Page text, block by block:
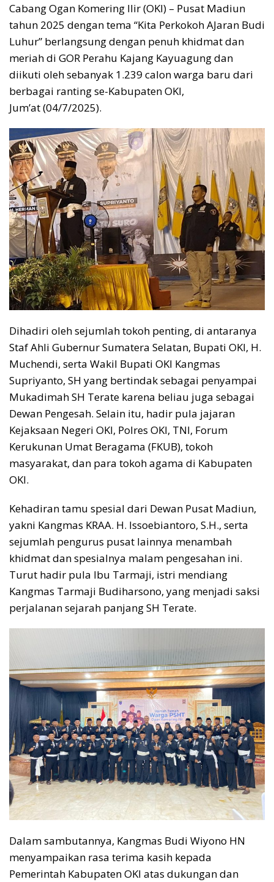
Cabang Ogan Komering Ilir (OKI) – Pusat Madiun
tahun 2025 dengan tema “Kita Perkokoh AJaran Budi
Luhur” berlangsung dengan penuh khidmat dan
meriah di GOR Perahu Kajang Kayuagung dan
diikuti oleh sebanyak 1.239 calon warga baru dari
berbagai ranting se-Kabupaten OKI,
Jum’at (04/7/2025).
Dihadiri oleh sejumlah tokoh penting, di antaranya
Staf Ahli Gubernur Sumatera Selatan, Bupati OKI, H.
Muchendi, serta Wakil Bupati OKI Kangmas
Supriyanto, SH yang bertindak sebagai penyampai
Mukadimah SH Terate karena beliau juga sebagai
Dewan Pengesah. Selain itu, hadir pula jajaran
Kejaksaan Negeri OKI, Polres OKI, TNI, Forum
Kerukunan Umat Beragama (FKUB), tokoh
masyarakat, dan para tokoh agama di Kabupaten
OKI.
Kehadiran tamu spesial dari Dewan Pusat Madiun,
yakni Kangmas KRAA. H. Issoebiantoro, S.H., serta
sejumlah pengurus pusat lainnya menambah
khidmat dan spesialnya malam pengesahan ini.
Turut hadir pula Ibu Tarmaji, istri mendiang
Kangmas Tarmaji Budiharsono, yang menjadi saksi
perjalanan sejarah panjang SH Terate.
Dalam sambutannya, Kangmas Budi Wiyono HN
menyampaikan rasa terima kasih kepada
Pemerintah Kabupaten OKI atas dukungan dan